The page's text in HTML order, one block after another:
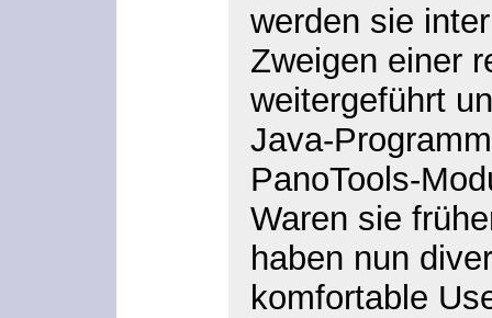
werden sie
Zweigen einer
weitergeführt
Java-
PanoTools-
Waren sie
haben nun
komfortable